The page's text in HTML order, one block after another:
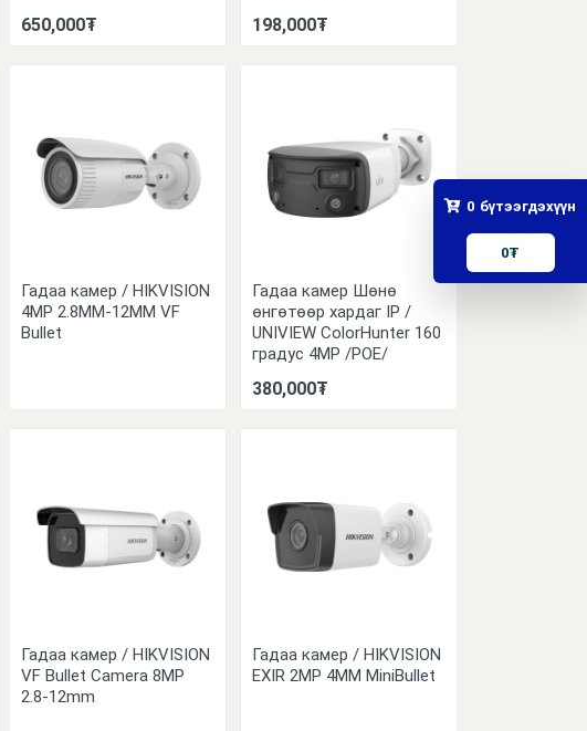
650,000₮ 198,000₮
Гадаа камер / HIKVISION
4MP 2.8MM-12MM VF
Bullet
Гадаа камер Шөнө
өнгөтөөр хардаг IP /
UNIVIEW ColorHunter 160
градус 4MP /POE/
380,000₮
Гадаа камер / HIKVISION
VF Bullet Camera 8MP
2.8-12mm
Гадаа камер / HIKVISION
EXIR 2MP 4MM MiniBullet
0 бүтээгдэхүүн
0₮